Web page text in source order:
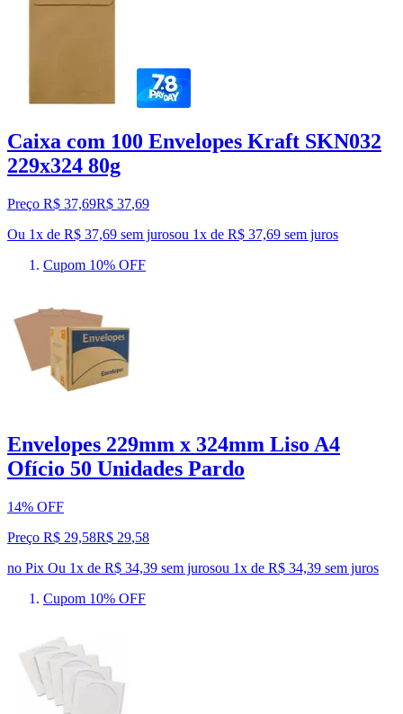
Caixa com 100 Envelopes Kraft SKN032
229x324 80g
Preço R$ 37,69R$ 37,69
Ou 1x de R$ 37,69 sem jurosou 1x de R$ 37,69 sem juros
Cupom 10% OFF
Envelopes 229mm x 324mm Liso A4
Ofício 50 Unidades Pardo
14% OFF
Preço R$ 29,58R$ 29,58
no Pix Ou 1x de R$ 34,39 sem jurosou 1x de R$ 34,39 sem juros
Cupom 10% OFF